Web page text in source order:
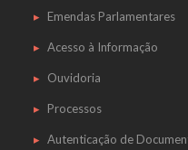
Emendas Parlamentares
Acesso à Informação
Ouvidoria
Processos
Autenticação de